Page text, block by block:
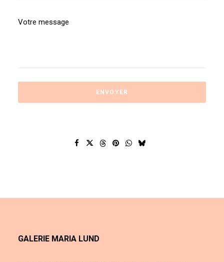
GALERIE MARIA LUND